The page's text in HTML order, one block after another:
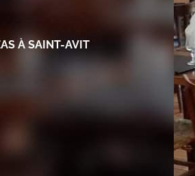
À SAINT-AVIT